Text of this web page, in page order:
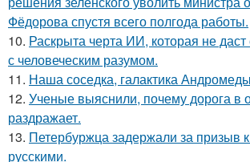
Фёдорова спустя всего полгода работы.
10. Раскрыта черта ИИ, которая не
с человеческим разумом.
11. Наша соседка, галактика
12. Ученые выяснили, почему дорога в
раздражает.
13. Петербуржца задержали за призыв
русскими.